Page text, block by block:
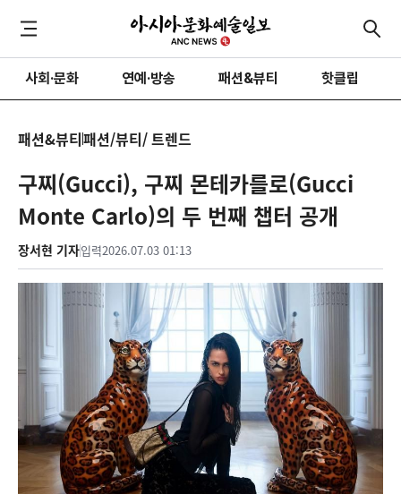
사회·문화 연예·방송 패션&뷰티 핫클립
패션&뷰티패션/뷰티/ 트렌드
구찌(Gucci), 구찌 몬테카를로(Gucci
Monte Carlo)의 두 번째 챕터 공개
장서현 기자입력2026.07.03 01:13